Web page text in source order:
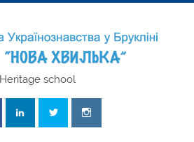
"Нова
Heritage school